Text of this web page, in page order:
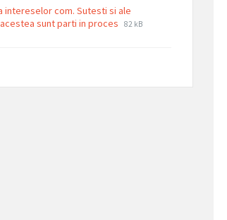
intereselor com. Sutesti si ale
sunt parti in proces File
File
82 kB